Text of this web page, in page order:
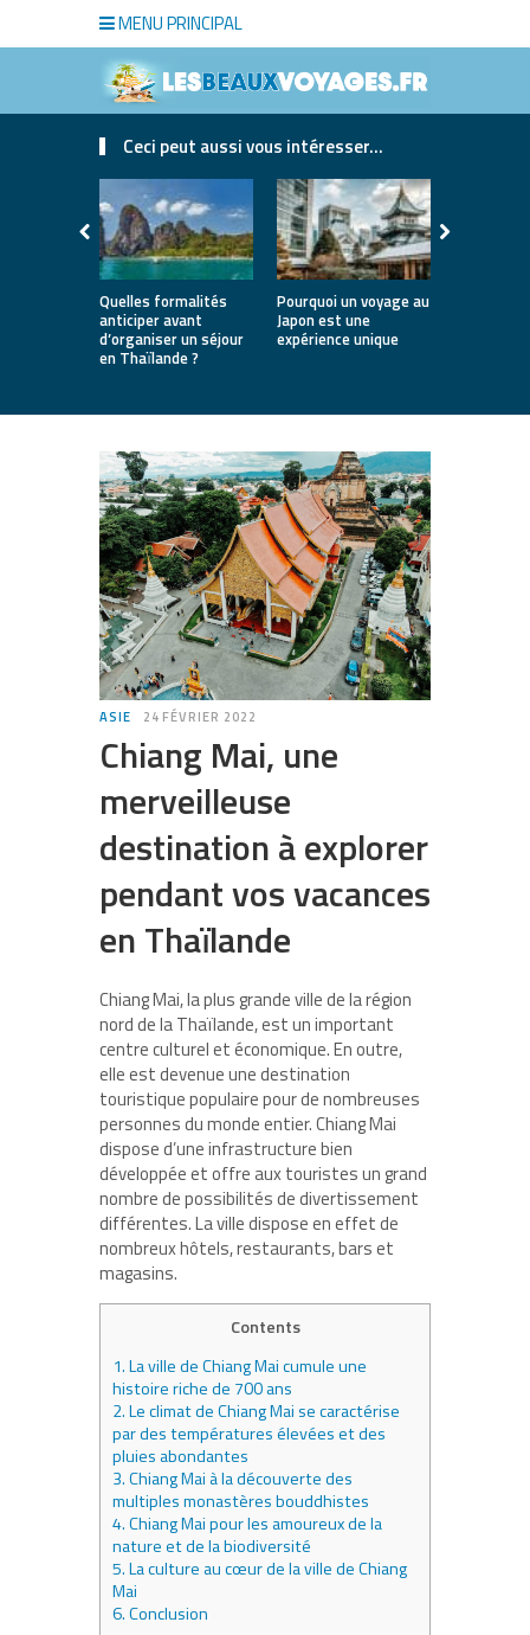
MENU PRINCIPAL
Ceci peut aussi vous intéresser...
Quelles formalités
anticiper avant
d’organiser un séjour
en Thaïlande ?
Pourquoi un voyage au
Japon est une
expérience unique
ASIE 24 FÉVRIER 2022
Chiang Mai, une
merveilleuse
destination à explorer
pendant vos vacances
en Thaïlande
Chiang Mai, la plus grande ville de la région
nord de la Thaïlande, est un important
centre culturel et économique. En outre,
elle est devenue une destination
touristique populaire pour de nombreuses
personnes du monde entier. Chiang Mai
dispose d’une infrastructure bien
développée et offre aux touristes un grand
nombre de possibilités de divertissement
différentes. La ville dispose en effet de
nombreux hôtels, restaurants, bars et
magasins.
Contents
1.La ville de Chiang Mai cumule une
histoire riche de 700 ans
2.Le climat de Chiang Mai se caractérise
par des températures élevées et des
pluies abondantes
3.Chiang Mai à la découverte des
multiples monastères bouddhistes
4.Chiang Mai pour les amoureux de la
nature et de la biodiversité
5.La culture au cœur de la ville de Chiang
Mai
6.Conclusion